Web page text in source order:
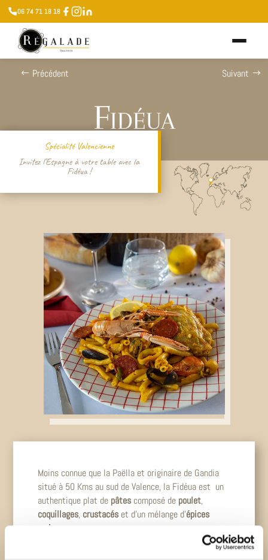
06 74 71 18 18
Précédent Suivant
Fidéua
Spécialité Valencienne
Invitez l’Espagne à votre table avec la
Fidéua !
Moins connue que la Paëlla et originaire de Gandia
situé à 50 Kms au sud de Valence, la Fidéua est un
authentique plat de pâtescomposé de poulet,
coquillages, crustacéset d’un mélange d’épices
maison